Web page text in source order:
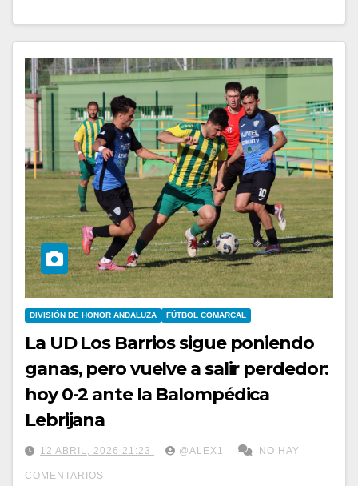
DIVISIÓN DE HONOR ANDALUZA FÚTBOL COMARCAL
La UD Los Barrios sigue poniendo
ganas, pero vuelve a salir perdedor:
hoy 0-2 ante la Balompédica
Lebrijana
12 ABRIL, 2026 21:23 @ALEX1 NO HAY
COMENTARIOS